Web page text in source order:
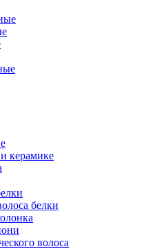
керамике
белки
волоса